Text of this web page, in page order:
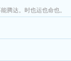
腾达。时也运也命也。